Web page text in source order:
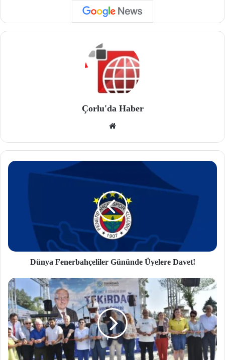
Çorlu'da Haber
site
si
Dünya Fenerbahçeliler Gününde Üyelere Davet!